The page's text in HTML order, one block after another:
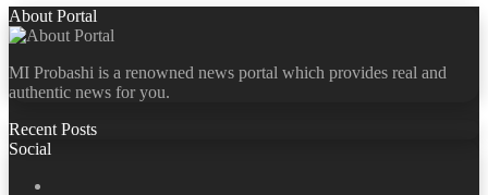
About Portal
MI Probashi is a renowned news portal which provides real and
authentic news for you.
Recent Posts
Social